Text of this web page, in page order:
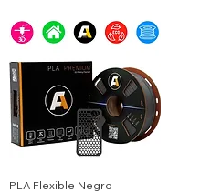
PLA Flexible Negro